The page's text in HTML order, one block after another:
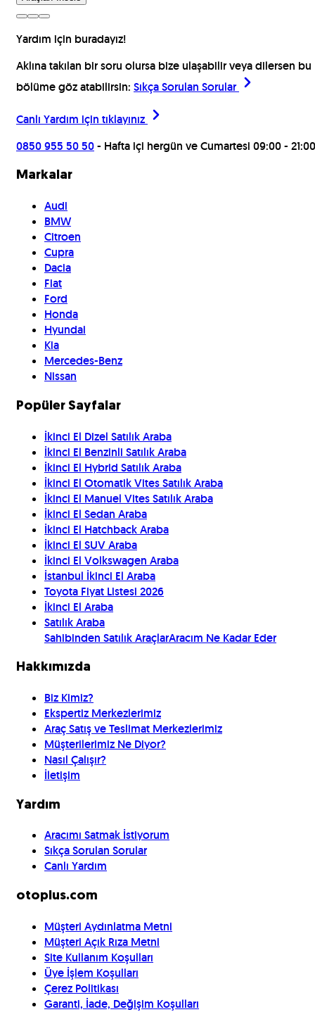
Yardım için buradayız!
Aklına takılan bir soru olursa bize ulaşabilir veya dilersen bu
bölüme göz atabilirsin: Sıkça Sorulan Sorular
Canlı Yardım için tıklayınız
0850 955 50 50- Hafta içi hergün ve Cumartesi 09:00 - 21:00
Markalar
Audi
BMW
Citroen
Cupra
Dacia
Fiat
Ford
Honda
Hyundai
Kia
Mercedes-Benz
Nissan
Popüler Sayfalar
İkinci El Dizel Satılık Araba
İkinci El Benzinli Satılık Araba
İkinci El Hybrid Satılık Araba
İkinci El Otomatik Vites Satılık Araba
İkinci El Manuel Vites Satılık Araba
İkinci El Sedan Araba
İkinci El Hatchback Araba
İkinci El SUV Araba
İkinci El Volkswagen Araba
İstanbul İkinci El Araba
Toyota Fiyat Listesi 2026
İkinci El Araba
Satılık Araba
Sahibinden Satılık AraçlarAracım Ne Kadar Eder
Hakkımızda
Biz Kimiz?
Ekspertiz Merkezlerimiz
Araç Satış ve Teslimat Merkezlerimiz
Müşterilerimiz Ne Diyor?
Nasıl Çalışır?
İletişim
Yardım
Aracımı Satmak İstiyorum
Sıkça Sorulan Sorular
Canlı Yardım
otoplus.com
Müşteri Aydınlatma Metni
Müşteri Açık Rıza Metni
Site Kullanım Koşulları
Üye İşlem Koşulları
Çerez Politikası
Garanti, İade, Değişim Koşulları